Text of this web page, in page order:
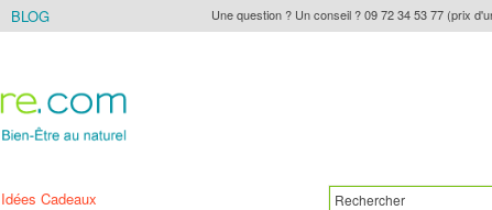
Une question ? Un conseil ? 09 72 34 53 77 (prix
BLOG
Idées Cadeaux